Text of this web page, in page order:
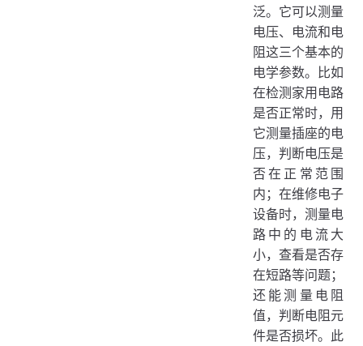
电流测量原理
电阻测量原理
四、应用场景
家庭电气维修
电子设备维修
工业电气检测
五、使用举例
测量电压
测量电流
测量电阻
泛。它可以测量
电压、电流和电
阻这三个基本的
电学参数。比如
在检测家用电路
是否正常时，用
它测量插座的电
压，判断电压是
否在正常范围
内；在维修电子
设备时，测量电
路中的电流大
小，查看是否存
在短路等问题；
还能测量电阻
值，判断电阻元
件是否损坏。此